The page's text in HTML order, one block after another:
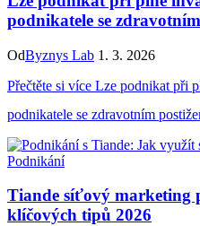
podnikatele se
OdByznys Lab 1. 3. 2026
Přečtěte si více Lze podnikat při
podnikatele se zdravotním
Podnikání
Tiande síťový marketing
klíčových tipů 2026